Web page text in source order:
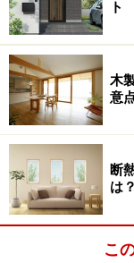
でしょう。
日々のシャッター
単操作。スリット
ト
木
意
断
は？
こ